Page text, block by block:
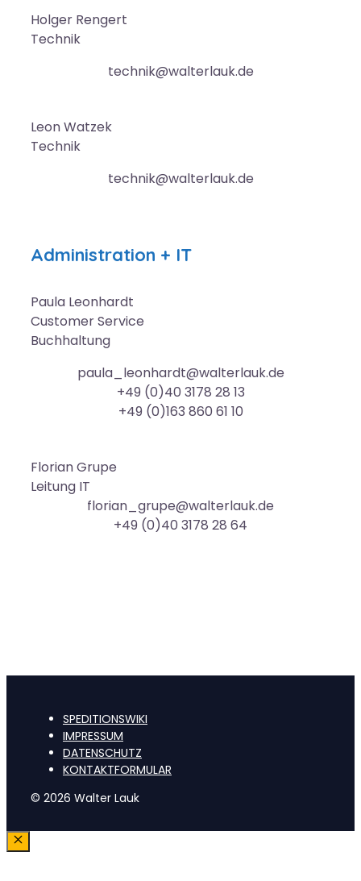
Holger Rengert
Technik
technik@walterlauk.de
LeonWatzek
Technik
technik@walterlauk.de
Administration + IT
Paula Leonhardt
Customer Service
Buchhaltung
paula_leonhardt@walterlauk.de
+49 (0)40 3178 28 13
+49 (0)163 860 61 10
FlorianGrupe
Leitung IT
florian_grupe@walterlauk.de
+49 (0)40 3178 28 64
SPEDITIONSWIKI
IMPRESSUM
DATENSCHUTZ
KONTAKTFORMULAR
© 2026 Walter Lauk
Schließen